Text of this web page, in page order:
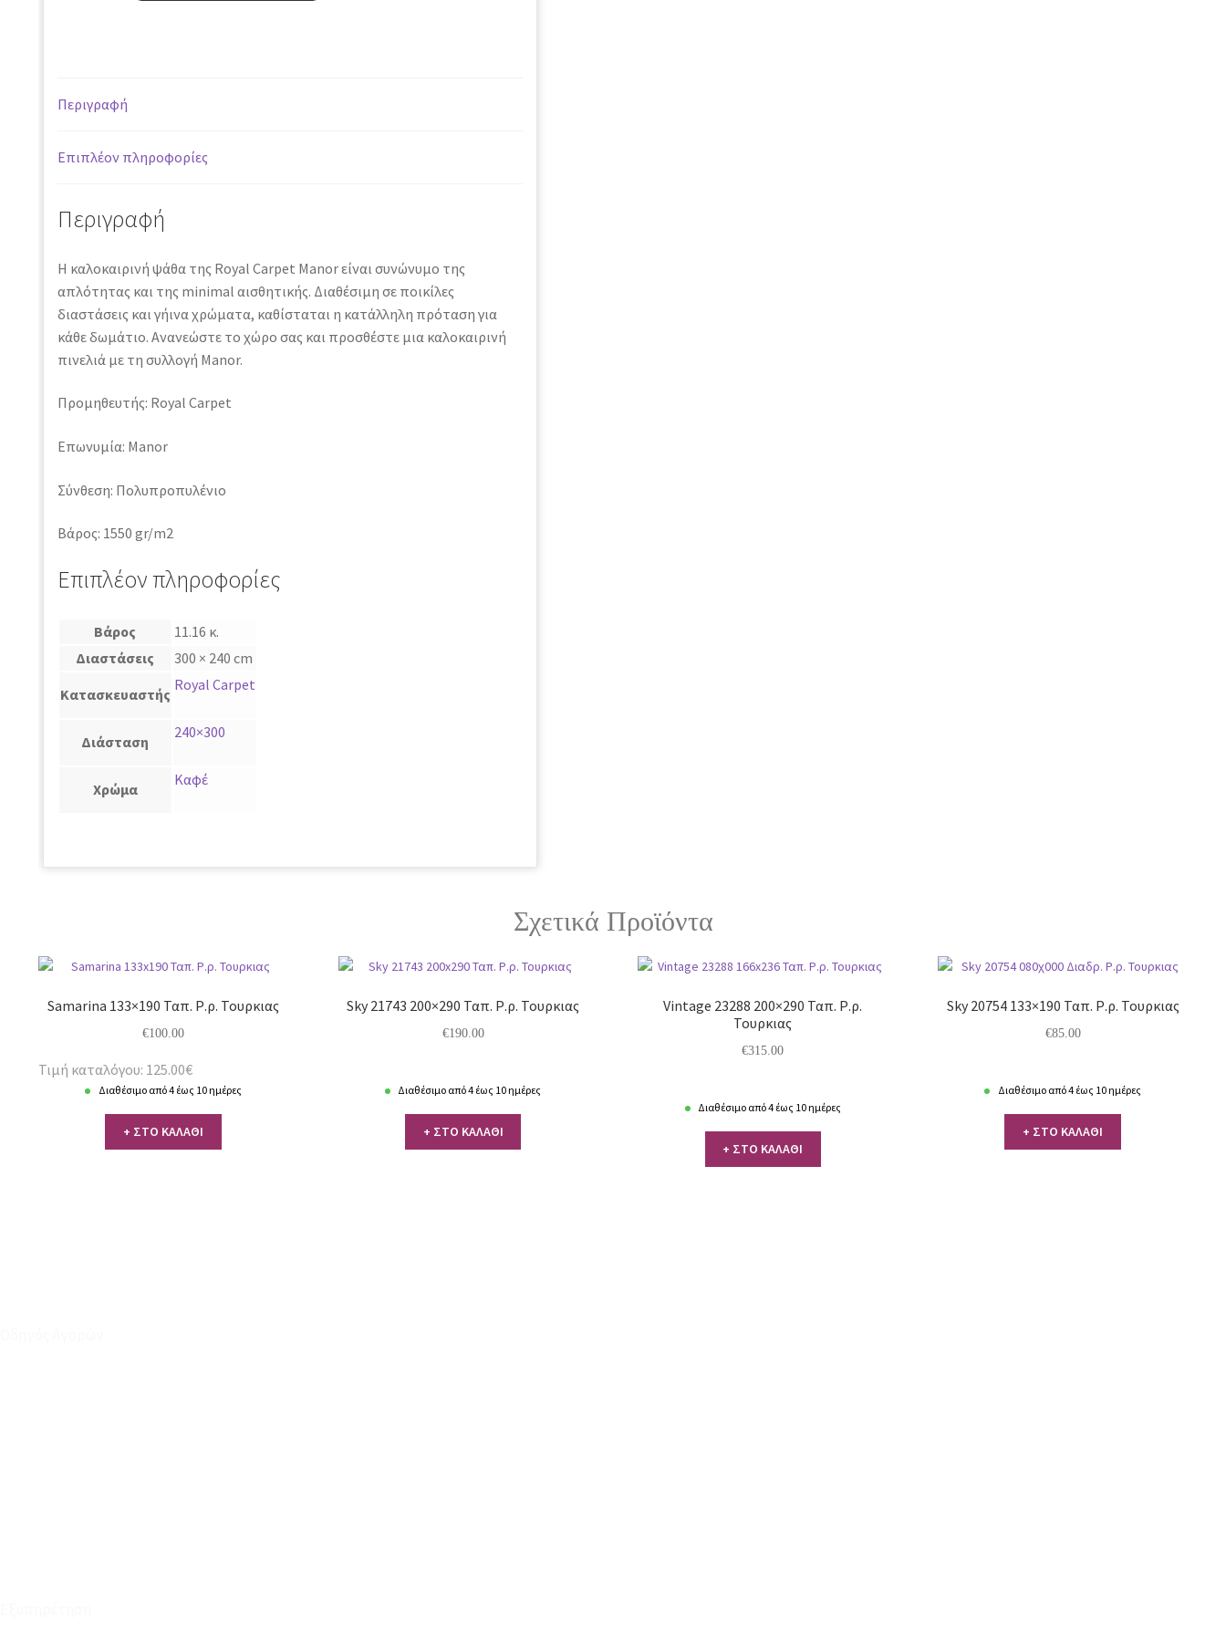
x
cm
Περιγραφή
Επιπλέον πληροφορίες
Περιγραφή
H καλοκαιρινή ψάθα της Royal Carpet Manor είναι συνώνυμο της
απλότητας και της minimal αισθητικής. Διαθέσιμη σε ποικίλες
διαστάσεις και γήινα χρώματα, καθίσταται η κατάλληλη πρόταση για
κάθε δωμάτιο. Ανανεώστε το χώρο σας και προσθέστε μια καλοκαιρινή
πινελιά με τη συλλογή Manor.
Προμηθευτής: Royal Carpet
Επωνυμία: Manor
Σύνθεση: Πολυπροπυλένιο
Βάρος: 1550 gr/m2
Επιπλέον πληροφορίες
Βάρος
11.16 κ.
Διαστάσεις
300 × 240 cm
Κατασκευαστής
Royal Carpet
Διάσταση
240×300
Χρώμα
Καφέ
Σχετικά Προϊόντα
Samarina 133×190 Ταπ. Ρ.ρ. Τουρκιας
€100.00
Τιμή καταλόγου: 125.00€
Διαθέσιμο από 4 έως 10 ημέρες
+ ΣΤΟ ΚΑΛΑΘΙ
Sky 21743 200×290 Ταπ. Ρ.ρ. Τουρκιας
€190.00
Διαθέσιμο από 4 έως 10 ημέρες
+ ΣΤΟ ΚΑΛΑΘΙ
Vintage 23288 200×290 Ταπ. Ρ.ρ.
Τουρκιας
€315.00
Διαθέσιμο από 4 έως 10 ημέρες
+ ΣΤΟ ΚΑΛΑΘΙ
Sky 20754 133×190 Ταπ. Ρ.ρ. Τουρκιας
€85.00
Διαθέσιμο από 4 έως 10 ημέρες
+ ΣΤΟ ΚΑΛΑΘΙ